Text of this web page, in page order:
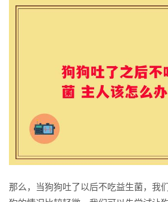
那么，当狗狗吐了以后不吃益生菌，我